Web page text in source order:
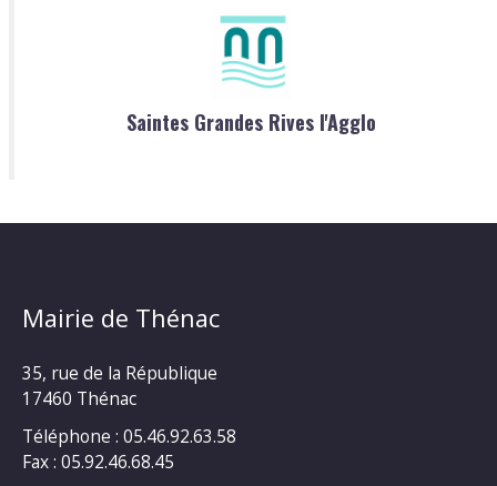
Saintes Grandes Rives l'Agglo
Mairie de Thénac
35, rue de la République
17460 Thénac
Téléphone : 05.46.92.63.58
Fax : 05.92.46.68.45